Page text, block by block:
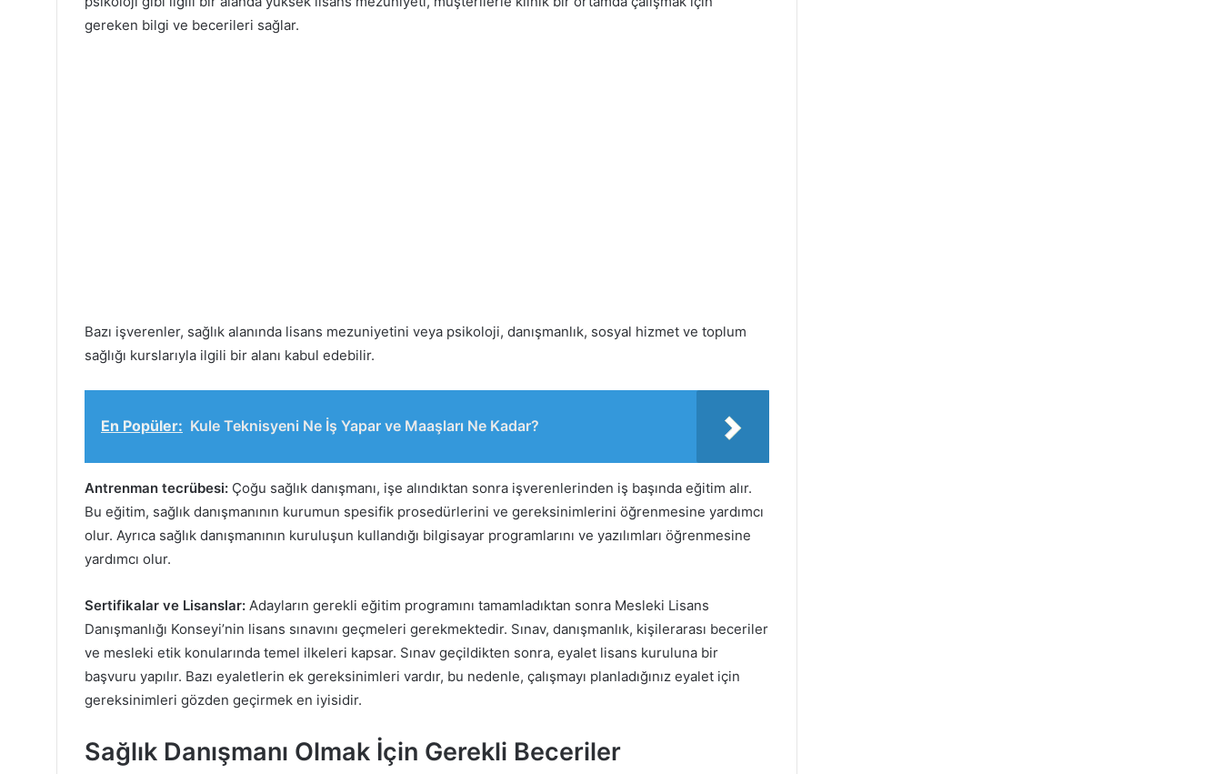
gereken bilgi ve becerileri sağlar.
Bazı işverenler, sağlık alanında lisans mezuniyetini veya psikoloji, danışmanlık, sosyal hizmet ve toplum
sağlığı kurslarıyla ilgili bir alanı kabul edebilir.
En Popüler: Kule Teknisyeni Ne İş Yapar ve Maaşları Ne Kadar?
Antrenman tecrübesi: Çoğu sağlık danışmanı, işe alındıktan sonra işverenlerinden iş başında eğitim alır.
Bu eğitim, sağlık danışmanının kurumun spesifik prosedürlerini ve gereksinimlerini öğrenmesine yardımcı
olur. Ayrıca sağlık danışmanının kuruluşun kullandığı bilgisayar programlarını ve yazılımları öğrenmesine
yardımcı olur.
Sertifikalar ve Lisanslar: Adayların gerekli eğitim programını tamamladıktan sonra Mesleki Lisans
Danışmanlığı Konseyi’nin lisans sınavını geçmeleri gerekmektedir. Sınav, danışmanlık, kişilerarası beceriler
ve mesleki etik konularında temel ilkeleri kapsar. Sınav geçildikten sonra, eyalet lisans kuruluna bir
başvuru yapılır. Bazı eyaletlerin ek gereksinimleri vardır, bu nedenle, çalışmayı planladığınız eyalet için
gereksinimleri gözden geçirmek en iyisidir.
Sağlık Danışmanı Olmak İçin Gerekli Beceriler